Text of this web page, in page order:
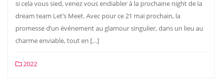
si cela vous sied, venez vous endiabler à la prochaine night de la
dream team Let’s Meet. Avec pour ce 21 mai prochain, la
promesse d’un événement au glamour singulier, dans un lieu au
charme enviable, tout en […]
2022